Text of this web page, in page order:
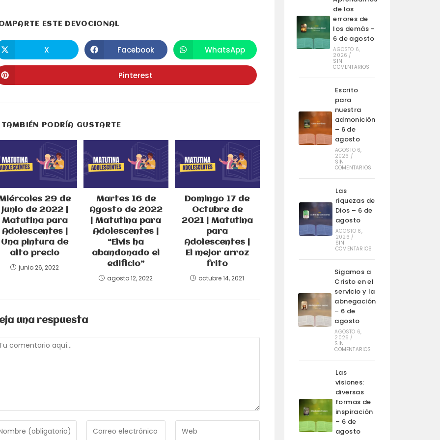
ESTE DEVOCIONALCOMPARTIR
abre
en
ventana
X Se
abre
en
una
nueva
ventana
Facebook Se
abre
en
ventana
WhatsApp
Se
abre
Pinterest
TAMBIÉN PODRÍA GUSTARTE
29 de
Junio de 2022 |
Matutina para
Adolescentes |
Una pintura de
alto precio
junio 26, 2022
Martes 16 de
Agosto de 2022
| Matutina para
Adolescentes |
“Elvis ha
abandonado el
edificio”
agosto 12, 2022
Domingo 17 de
Octubre de
2021 | Matutina
para
Adolescentes |
El mejor arroz
frito
octubre 14, 2021
una respuesta
tu
de los
errores de
los demás –
6 de agosto
AGOSTO 6,
2026 /
SIN
COMENTARIOS
Escrito
para
nuestra
admonición
– 6 de
agosto
AGOSTO 6,
2026 /
SIN
COMENTARIOS
Las
riquezas de
Dios – 6 de
agosto
AGOSTO 6,
2026 /
SIN
COMENTARIOS
Sigamos a
Cristo en el
servicio y la
abnegación
– 6 de
agosto
AGOSTO 6,
2026 /
SIN
COMENTARIOS
Las
visiones:
diversas
formas de
inspiración
– 6 de
agosto